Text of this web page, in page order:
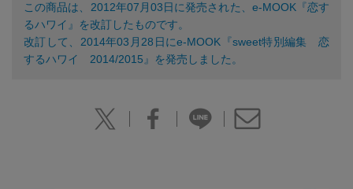
この商品は、2012年07月03日に発売された、e-MOOK『恋す
るハワイ』を改訂したものです。
改訂して、2014年03月28日にe-MOOK『sweet特別編集 恋
するハワイ 2014/2015』を発売しました。